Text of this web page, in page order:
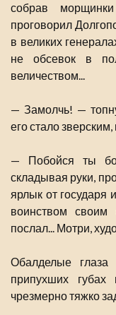
собрав
проговорил
в великих
не обсевок в
величеством...
— Замолчь! —
его стало
— Побойся ты
складывая руки,
ярлык от государя
воинством
послал... Мотри,
Обалделые
припухших
чрезмерно тяжко